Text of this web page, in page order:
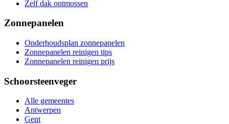
Zelf dak ontmossen
Zonnepanelen
Onderhoudsplan zonnepanelen
Zonnepanelen reinigen tips
Zonnepanelen reinigen prijs
Schoorsteenveger
Alle gemeentes
Antwerpen
Gent